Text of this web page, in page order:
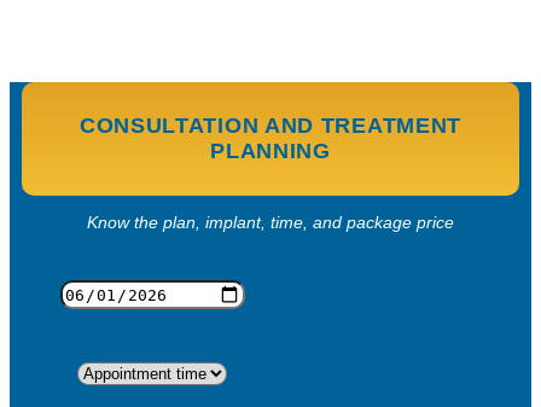
CONSULTATION AND TREATMENT
PLANNING
Know the plan, implant, time, and package price